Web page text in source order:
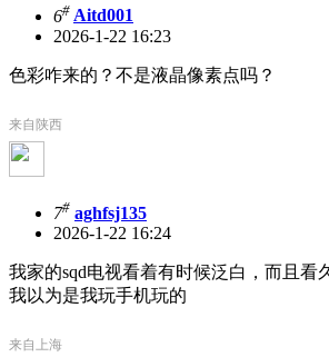
6# Aitd001
2026-1-22 16:23
色彩咋来的？不是液晶像素点吗？
来自陕西
7# aghfsj135
2026-1-22 16:24
我家的sqd电视看着有时候泛白，而且看
我以为是我玩手机玩的
来自上海